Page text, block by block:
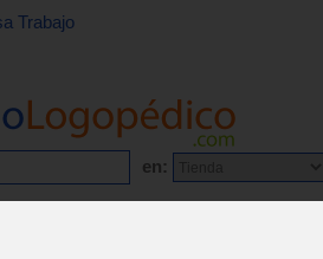
Trabajo
en: